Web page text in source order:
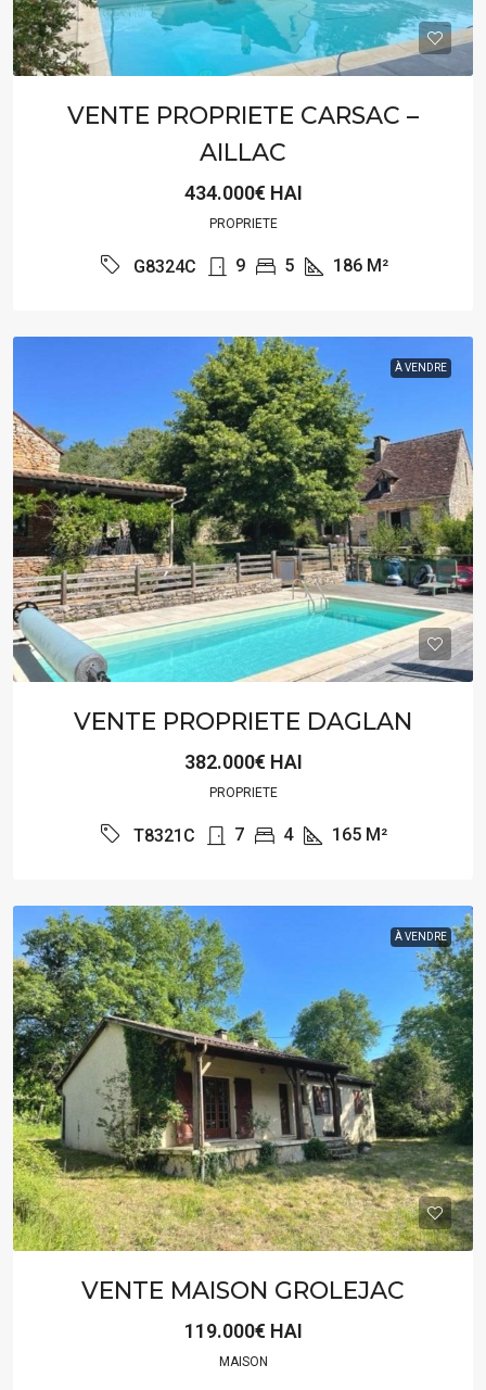
VENTE PROPRIETE CARSAC –
AILLAC
434.000€ HAI
PROPRIETE
G8324C 9 5 186 M²
À VENDRE
VENTE PROPRIETE DAGLAN
382.000€ HAI
PROPRIETE
T8321C 7 4 165 M²
À VENDRE
VENTE MAISON GROLEJAC
119.000€ HAI
MAISON